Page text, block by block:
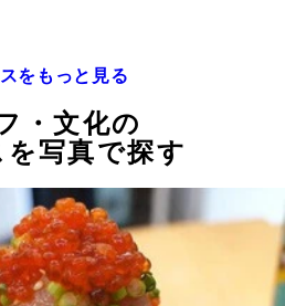
をもっと見る
・文化の
を写真で探す